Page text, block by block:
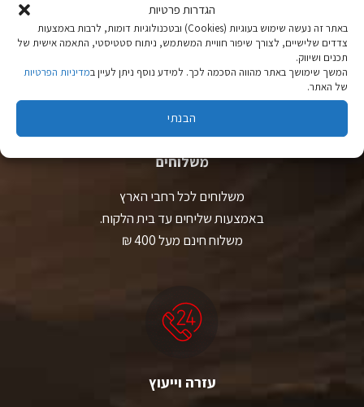
הגדרות פרטיות
באתר זה נעשה שימוש בעוגיות (Cookies) ובטכנולוגיות דומות, לרבות באמצעות
צדדים שלישיים, לצורך שיפור חוויית המשתמש, ניתוח סטטיסטי, התאמה אישית של
תכנים ושיווק.
המשך שימושך באתר מהווה הסכמה לכך. למידע נוסף ניתן לעיין במדיניות הפרטיות
של האתר.
הבנתי
יבוא ישיר לצד מותגים מובילים במחירים ללא תחרות.
משלוחים
משלוחים לכל רחבי הארץ
באמצעות שליחים עד בית הלקוח.
משלוח חינם מעל 400 ₪
עזרה וייעוץ